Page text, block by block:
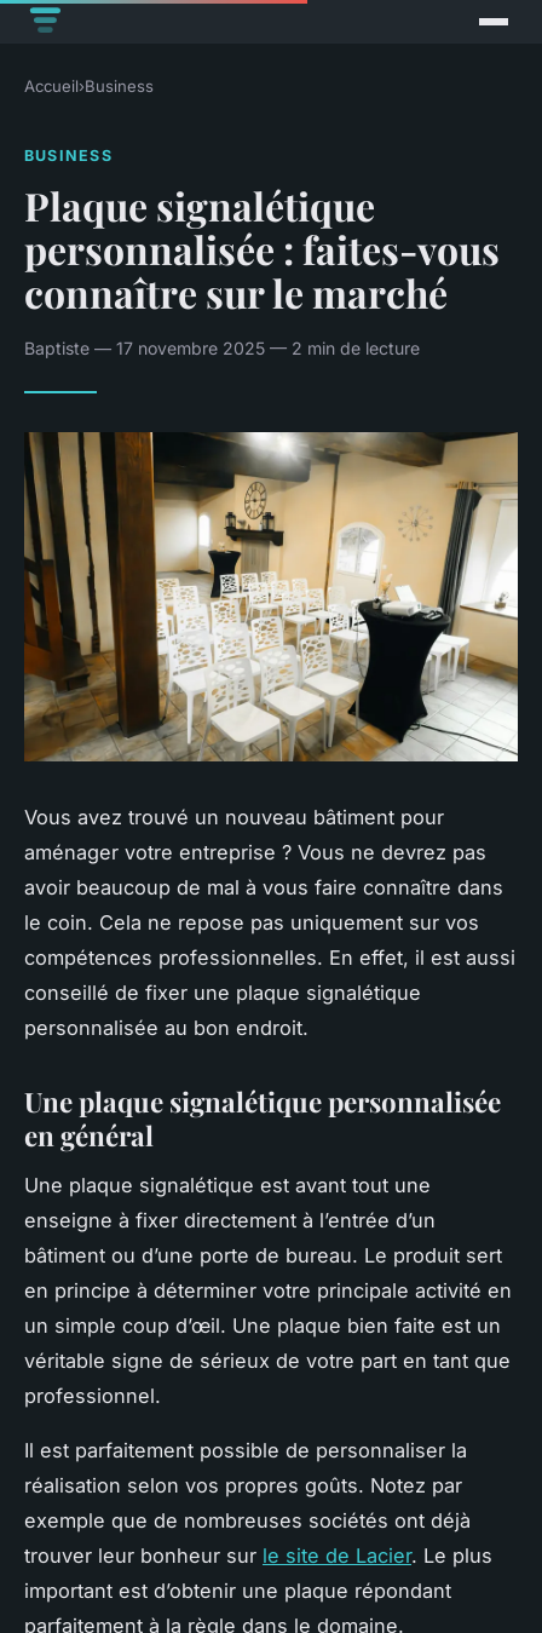
Accueil›Business
BUSINESS
Plaque signalétique
personnalisée : faites-vous
connaître sur le marché
Baptiste — 17 novembre 2025 — 2 min de lecture
Vous avez trouvé un nouveau bâtiment pour
aménager votre entreprise ? Vous ne devrez pas
avoir beaucoup de mal à vous faire connaître dans
le coin. Cela ne repose pas uniquement sur vos
compétences professionnelles. En effet, il est aussi
conseillé de fixer une plaque signalétique
personnalisée au bon endroit.
Une plaque signalétique personnalisée
en général
Une plaque signalétique est avant tout une
enseigne à fixer directement à l’entrée d’un
bâtiment ou d’une porte de bureau. Le produit sert
en principe à déterminer votre principale activité en
un simple coup d’œil. Une plaque bien faite est un
véritable signe de sérieux de votre part en tant que
professionnel.
Il est parfaitement possible de personnaliser la
réalisation selon vos propres goûts. Notez par
exemple que de nombreuses sociétés ont déjà
trouver leur bonheur sur le site de Lacier. Le plus
important est d’obtenir une plaque répondant
parfaitement à la règle dans le domaine.